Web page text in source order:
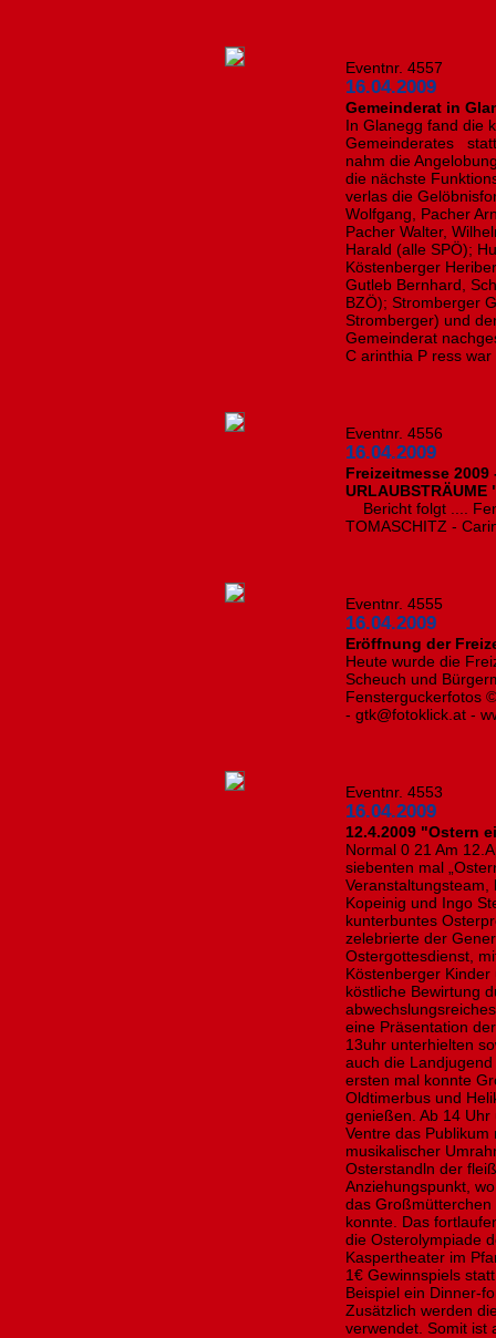
Eventnr. 4557
16.04.2009
Gemeinderat in
In Glanegg fand die
Gemeinderates
nahm die
die nächste
verlas die
Wolfgang, Pacher
Pacher Walter,
Harald (alle SPÖ);
Köstenberger
Gutleb Bernhard,
BZÖ); Stromberger
Stromberger) und
Gemeinderat
C arinthia P ress war
Eventnr. 4556
16.04.2009
Freizeitmesse
URLAUBSTRÄUME
Bericht folgt ....
TOMASCHITZ -
Eventnr. 4555
16.04.2009
Eröffnung der
Heute wurde die
Scheuch und
Fensterguckerfotos
- gtk@fotoklick.at -
Eventnr. 4553
16.04.2009
12.4.2009 "Ostern
Normal 0 21 Am
siebenten mal
Kopeinig und Ingo
kunterbuntes
zelebrierte der
Ostergottesdienst,
Köstenberger
köstliche Bewirtung
eine Präsentation
13uhr unterhielten
auch die
ersten mal konnte
Oldtimerbus und
genießen. Ab 14
Ventre das
musikalischer
Osterstandln der
Anziehungspunkt,
das
konnte. Das
die Osterolympiade
Kaspertheater im
1€ Gewinnspiels
Beispiel ein Dinner-
Zusätzlich werden
verwendet. Somit ist